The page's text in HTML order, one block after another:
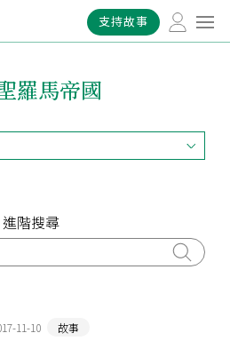
支持故事
羅馬帝國
進階搜尋
11-10 故事